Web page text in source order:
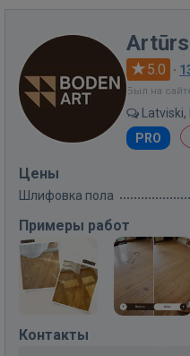
Artūrs
5.0 ·
Был на
PRO
Цены
Шлифовка пола
Примеры работ
Контакты